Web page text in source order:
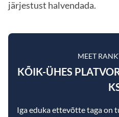
järjestust halvendada.
MEET
KÕIK-ÜHES
Iga eduka ettevõtte taga on